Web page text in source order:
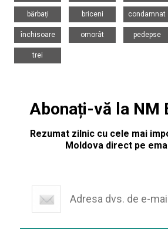
bărbați
briceni
condamnat
închisoare
omorât
pedepse
trei
Abonați-vă la NM
Rezumat zilnic cu cele mai
Moldova direct pe